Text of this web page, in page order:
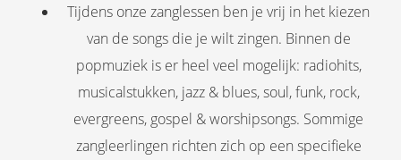
Tijdens onze zanglessen ben je vrij in het kiezen
van de songs die je wilt zingen. Binnen de
popmuziek is er heel veel mogelijk: radiohits,
musicalstukken, jazz & blues, soul, funk, rock,
evergreens, gospel & worshipsongs. Sommige
zangleerlingen richten zich op een specifieke